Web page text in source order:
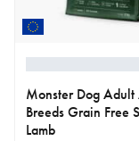
Monster Dog
Breeds Grain Free
Lamb